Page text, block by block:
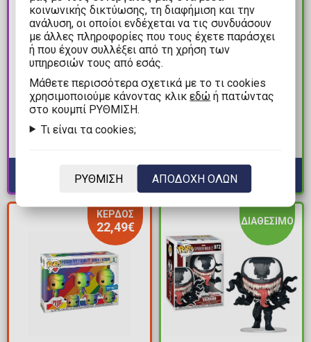
15,90€
16,90€
Φιγούρα Funko POP!
Resident Evil - Jill
Valentine #1293
Φιγούρα Funko POP!
Rocks: KISS - The
ΚΕΡΔΟΣ
22,49€ ΔΙΑΘΕΣΙΜΟ
κοινωνικής δικτύωσης, τη διαφήμιση και την
ανάλυση, οι οποίοι ενδέχεται να τις συνδυάσουν
με άλλες πληροφορίες που τους έχετε παράσχει
ή που έχουν συλλέξει από τη χρήση των
υπηρεσιών τους από εσάς.
Mάθετε περισσότερα σχετικά με το τι cookies
χρησιμοποιούμε κάνοντας κλικεδώ ή πατώντας
στο κουμπί ΡΥΘΜΙΣΗ.
Τι είναι τα cookies;
ΡΥΘΜΙΣΗ ΑΠΟΔΟΧΗ ΟΛΩΝ